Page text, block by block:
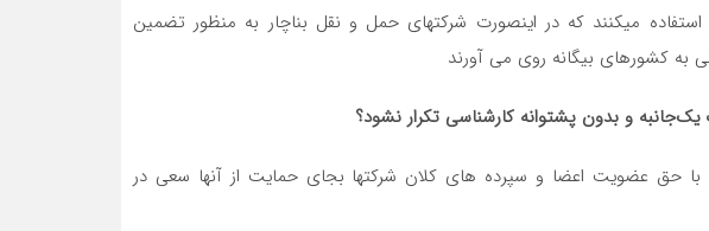
کشورهای همجوار از تضمینات T1 و T2 استفاده میکنند که در اینصورت شرکتهای حمل و نقل بناچار به منظور تضمین
به کشورهای بیگانه روی می آورند
و بدون پشتوانه کارشناسی تکرار نشود؟
که با حق عضویت اعضا و سپرده های کلان شرکتها بجای حمایت از آنها سعی در